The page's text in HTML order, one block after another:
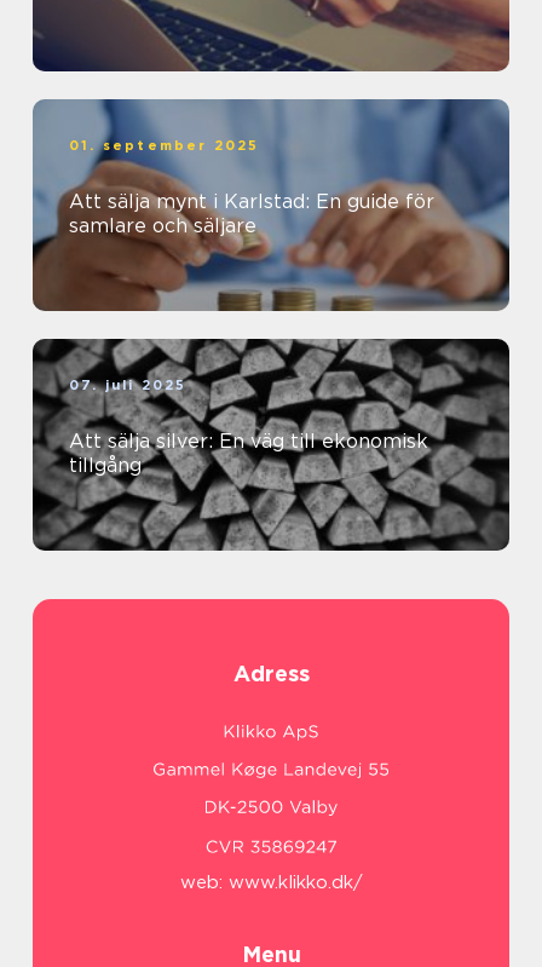
01. september 2025
Att sälja mynt i Karlstad: En guide för
samlare och säljare
07. juli 2025
Att sälja silver: En väg till ekonomisk
tillgång
Adress
web: www.klikko.dk/
Menu